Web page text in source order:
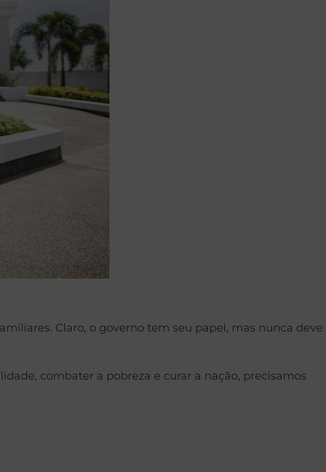
Claro, o governo tem seu papel, mas nunca deve
combater a pobreza e curar a nação, precisamos